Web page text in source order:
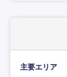
主要エリア